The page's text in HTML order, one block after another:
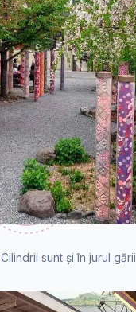
Cilindrii sunt și în jurul gării